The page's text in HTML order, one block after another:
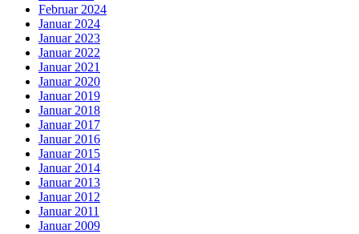
Februar 2024
Januar 2024
Januar 2023
Januar 2022
Januar 2021
Januar 2020
Januar 2019
Januar 2018
Januar 2017
Januar 2016
Januar 2015
Januar 2014
Januar 2013
Januar 2012
Januar 2011
Januar 2009